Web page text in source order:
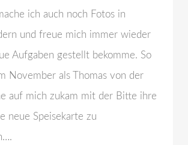
ich auch noch Fotos in
und freue mich immer wieder
Aufgaben gestellt bekomme. So
November als Thomas von der
auf mich zukam mit der Bitte ihre
neue Speisekarte zu